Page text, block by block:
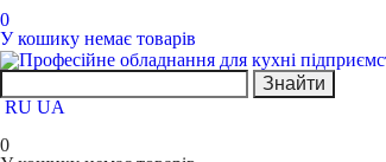
0
У кошику немає товарів
Знайти
RU UA
0